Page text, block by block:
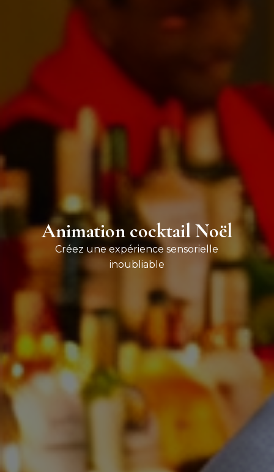
Animation cocktail Noël
Créez une expérience sensorielle
inoubliable